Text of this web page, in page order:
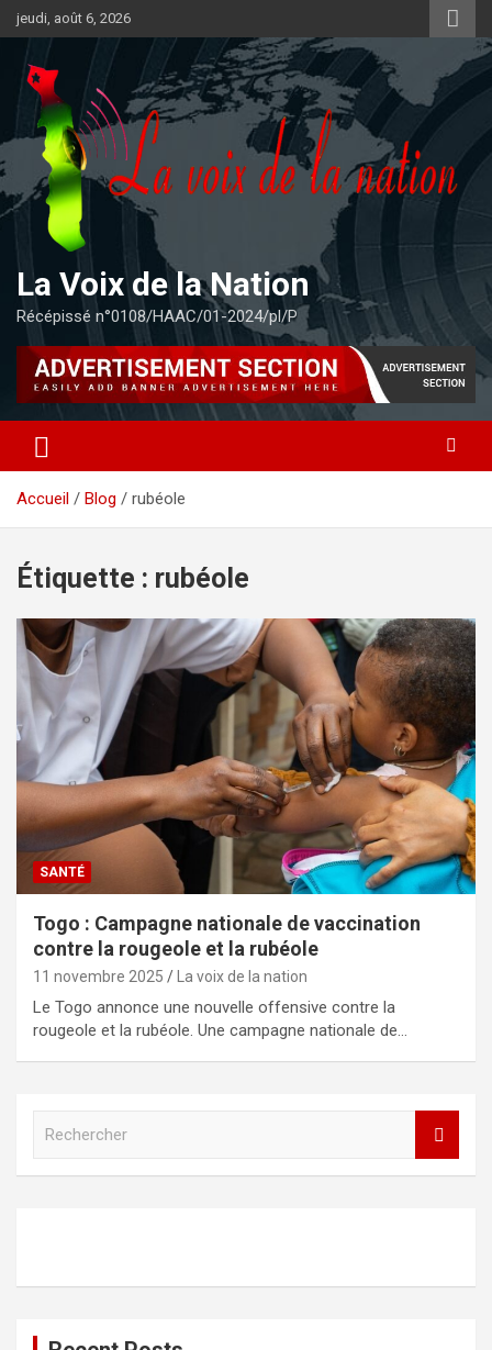
Aller
au
contenu
jeudi, août 6, 2026
La Voix de la Nation
Récépissé n°0108/HAAC/01-2024/pl/P
Accueil Blog rubéole
Étiquette : rubéole
SANTÉ
Togo : Campagne nationale de vaccination
contre la rougeole et la rubéole
11 novembre 2025 La voix de la nation
Le Togo annonce une nouvelle offensive contre la
rougeole et la rubéole. Une campagne nationale de…
h